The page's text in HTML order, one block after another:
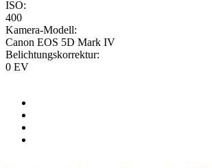
ISO:
400
Kamera-Modell:
Canon EOS 5D Mark IV
Belichtungskorrektur:
0 EV